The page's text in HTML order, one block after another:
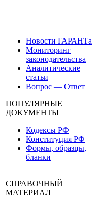
Новости ГАРАНТа
Мониторинг
законодательства
Аналитические
статьи
Вопрос — Ответ
ПОПУЛЯРНЫЕ
ДОКУМЕНТЫ
Кодексы РФ
Конституция РФ
Формы, образцы,
бланки
СПРАВОЧНЫЙ
МАТЕРИАЛ